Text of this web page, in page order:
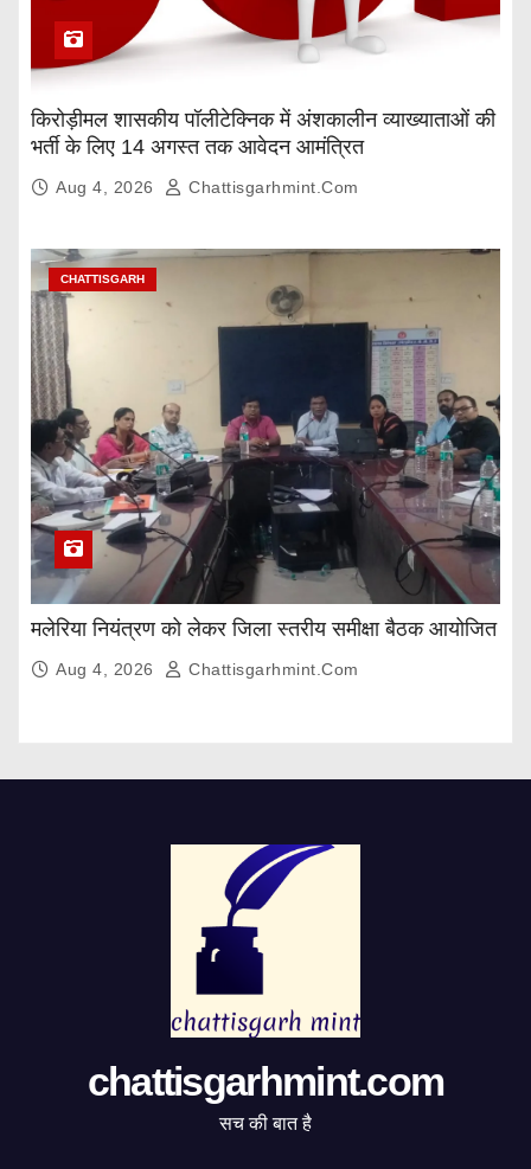
किरोड़ीमल शासकीय पॉलीटेक्निक में अंशकालीन व्याख्याताओं की
भर्ती के लिए 14 अगस्त तक आवेदन आमंत्रित
Aug 4, 2026 Chattisgarhmint.com
CHATTISGARH
मलेरिया नियंत्रण को लेकर जिला स्तरीय समीक्षा बैठक आयोजित
Aug 4, 2026 Chattisgarhmint.com
chattisgarhmint.com
सच की बात है